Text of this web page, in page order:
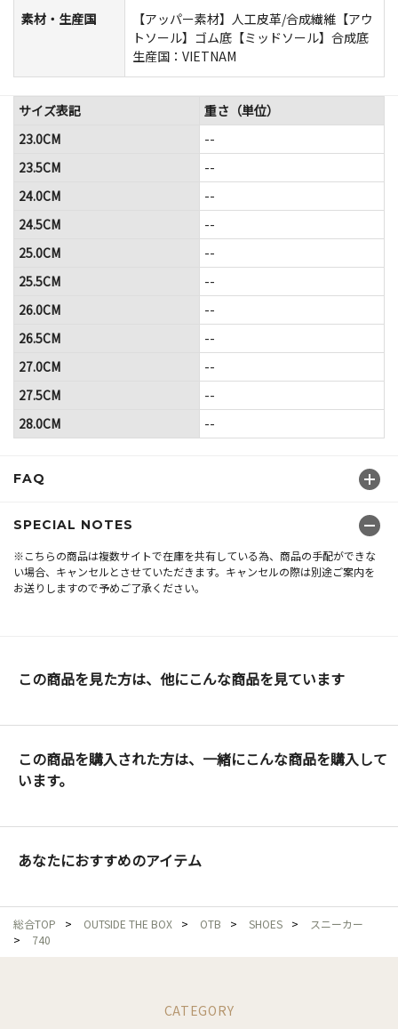
素材・生産国
【アッパー素材】人工皮革/合成繊維【アウ
トソール】ゴム底【ミッドソール】合成底
生産国：VIETNAM
FAQ
SPECIAL NOTES
※こちらの商品は複数サイトで在庫を共有している為、商品の手配ができな
い場合、キャンセルとさせていただきます。キャンセルの際は別途ご案内を
お送りしますので予めご了承ください。
サイズ表記
重さ（単位）
23.0CM
--
23.5CM
--
24.0CM
--
24.5CM
--
25.0CM
--
25.5CM
--
26.0CM
--
26.5CM
--
27.0CM
--
27.5CM
--
28.0CM
--
この商品を見た方は、他にこんな商品を見ています
この商品を購入された方は、一緒にこんな商品を購入して
います。
あなたにおすすめのアイテム
総合TOP > OUTSIDE THE BOX > OTB > SHOES >
スニーカー
>
740
CATEGORY